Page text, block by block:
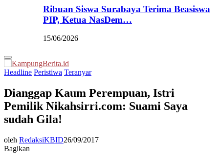
Ribuan Siswa Surabaya Terima Beasiswa
PIP, Ketua NasDem…
15/06/2026
Primary
Menu
Headline Peristiwa Teranyar
Dianggap Kaum Perempuan, Istri
Pemilik Nikahsirri.com: Suami Saya
sudah Gila!
oleh RedaksiKBID26/09/2017
Bagikan